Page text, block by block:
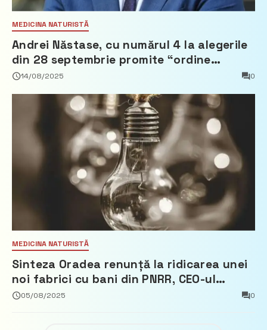
MEDICINA NATURISTĂ
Andrei Năstase, cu numărul 4 la alegerile
din 28 septembrie promite “ordine
europeană” și 10 miliarde pentru cetățeni
14/08/2025 0
MEDICINA NATURISTĂ
Sinteza Oradea renunță la ridicarea unei
noi fabrici cu bani din PNRR, CEO-ul
demisionează – Profit.ro
05/08/2025 0